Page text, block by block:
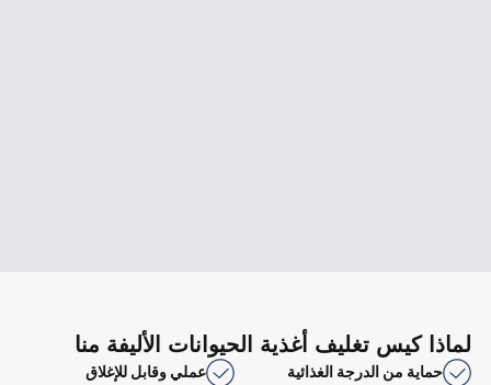
لماذا كيس تغليف أغذية الحيوانات الأليفة منا
حماية من الدرجة الغذائية عملي وقابل للإغلاق